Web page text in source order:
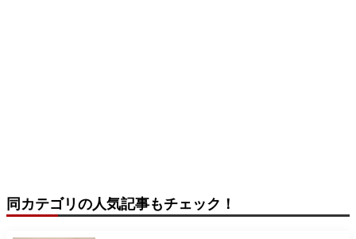
同カテゴリの人気記事もチェック！